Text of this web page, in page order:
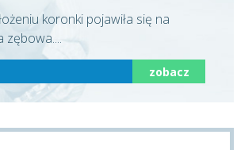
koronki pojawiła się na
zębowa....
zobacz